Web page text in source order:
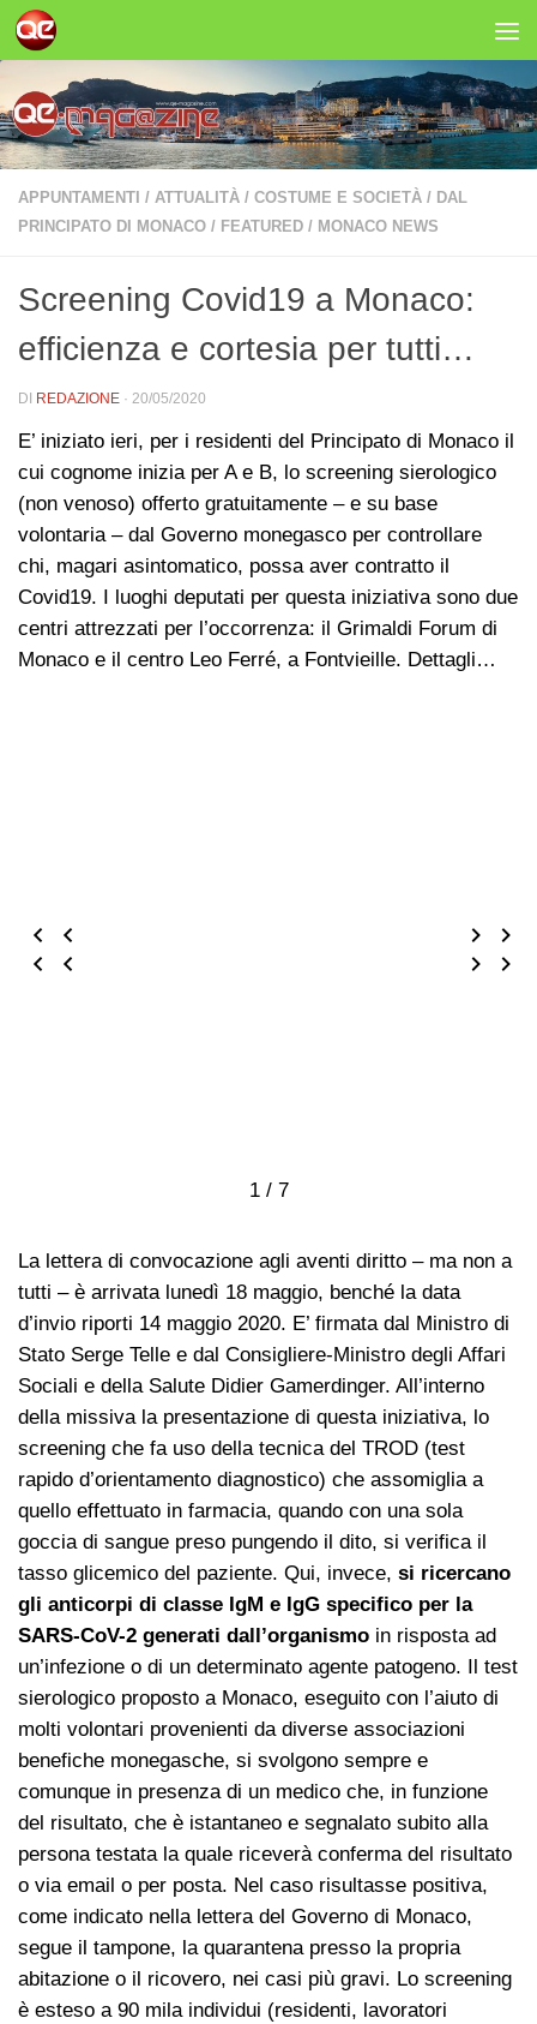
Salta al contenuto
APPUNTAMENTI / ATTUALITÀ / COSTUME E SOCIETÀ / DAL
PRINCIPATO DI MONACO / FEATURED / MONACO NEWS
Screening Covid19 a Monaco:
efficienza e cortesia per tutti…
DI REDAZIONE · 20/05/2020
E’ iniziato ieri, per i residenti del Principato di Monaco il
cui cognome inizia per A e B, lo screening sierologico
(non venoso) offerto gratuitamente – e su base
volontaria – dal Governo monegasco per controllare
chi, magari asintomatico, possa aver contratto il
Covid19. I luoghi deputati per questa iniziativa sono due
centri attrezzati per l’occorrenza: il Grimaldi Forum di
Monaco e il centro Leo Ferré, a Fontvieille. Dettagli…
1 / 7
La lettera di convocazione agli aventi diritto – ma non a
tutti – è arrivata lunedì 18 maggio, benché la data
d’invio riporti 14 maggio 2020. E’ firmata dal Ministro di
Stato Serge Telle e dal Consigliere-Ministro degli Affari
Sociali e della Salute Didier Gamerdinger. All’interno
della missiva la presentazione di questa iniziativa, lo
screening che fa uso della tecnica del TROD (test
rapido d’orientamento diagnostico) che assomiglia a
quello effettuato in farmacia, quando con una sola
goccia di sangue preso pungendo il dito, si verifica il
tasso glicemico del paziente. Qui, invece, si ricercano
gli anticorpi di classe IgM e IgG specifico per la
SARS-CoV-2 generati dall’organismo in risposta ad
un’infezione o di un determinato agente patogeno. Il test
sierologico proposto a Monaco, eseguito con l’aiuto di
molti volontari provenienti da diverse associazioni
benefiche monegasche, si svolgono sempre e
comunque in presenza di un medico che, in funzione
del risultato, che è istantaneo e segnalato subito alla
persona testata la quale riceverà conferma del risultato
o via email o per posta. Nel caso risultasse positiva,
come indicato nella lettera del Governo di Monaco,
segue il tampone, la quarantena presso la propria
abitazione o il ricovero, nei casi più gravi. Lo screening
è esteso a 90 mila individui (residenti, lavoratori